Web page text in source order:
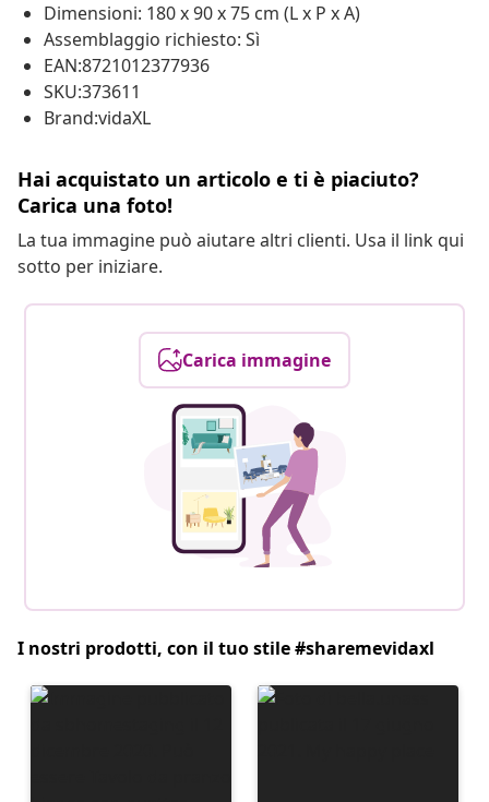
Dimensioni: 180 x 90 x 75 cm (L x P x A)
Assemblaggio richiesto: Sì
EAN:8721012377936
SKU:373611
Brand:vidaXL
Hai acquistato un articolo e ti è piaciuto?
Carica una foto!
La tua immagine può aiutare altri clienti. Usa il link qui
sotto per iniziare.
Carica immagine
I nostri prodotti, con il tuo stile #sharemevidaxl